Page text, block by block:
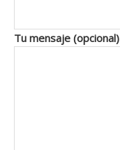
Tu mensaje (opcional)